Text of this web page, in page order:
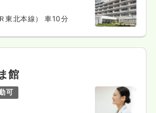
東北本線） 車10分
館
可